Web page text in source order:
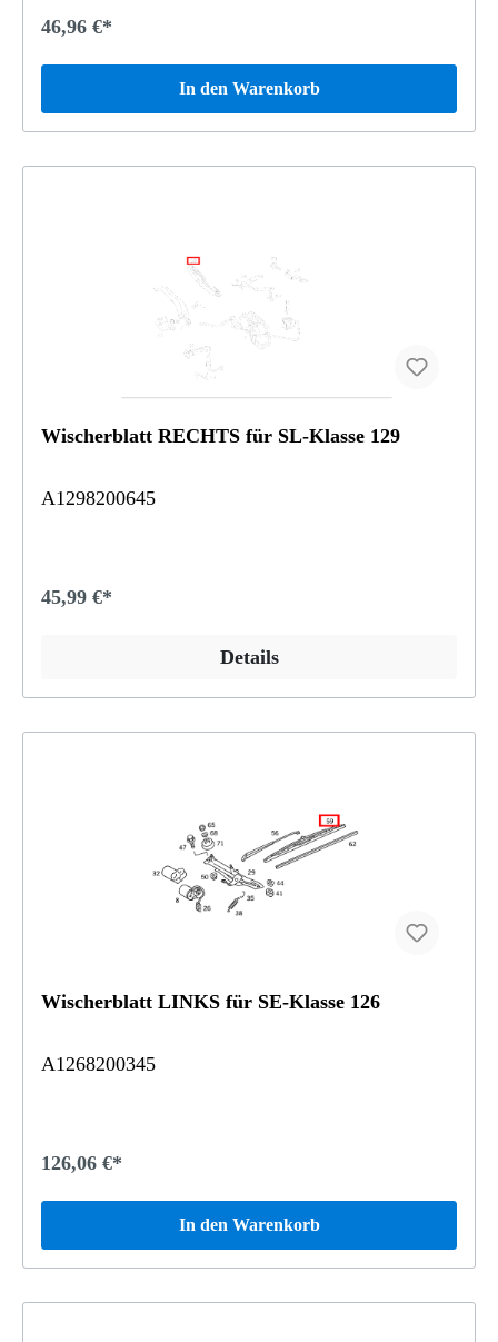
46,96 €*
In den Warenkorb
Wischerblatt RECHTS für SL-Klasse 129
A1298200645
45,99 €*
Details
Wischerblatt LINKS für SE-Klasse 126
A1268200345
126,06 €*
In den Warenkorb